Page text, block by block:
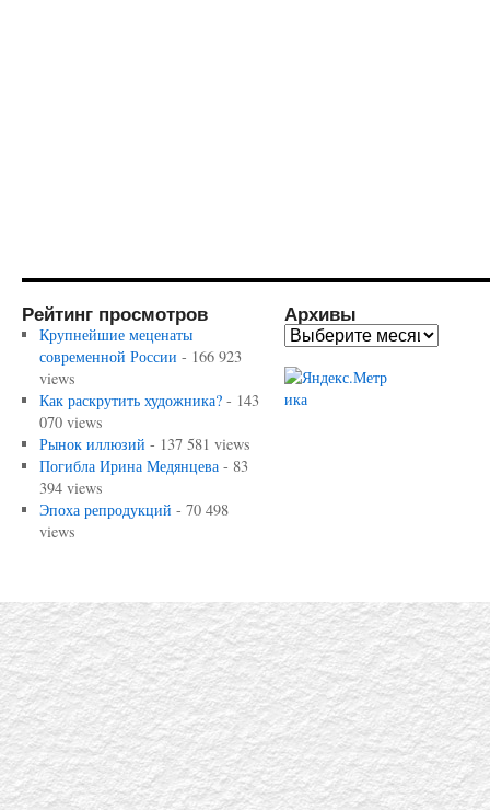
Рейтинг просмотров
Крупнейшие меценаты
современной России - 166 923
views
Как раскрутить художника?- 143
070 views
Рынок иллюзий - 137 581 views
Погибла Ирина Медянцева- 83
394 views
Эпоха репродукций - 70 498
views
Архивы